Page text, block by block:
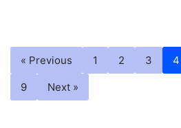
« Previous 1 2 3 4
9 Next »